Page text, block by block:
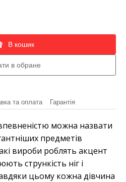
В кошик
та оплата Гарантія
можна назвати
предметів
вироби роблять акцент
стрункість ніг і
цьому кожна дівчина